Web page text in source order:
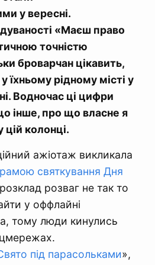
у вересні.
«Маєш право
точністю
броварчан цікавить,
їхньому рідному місті у
Водночас ці цифри
інше, про що власне я
цій колонці.
ажіотаж викликала
святкування Дня
розваг не так то
у оффлайні
тому люди кинулись
під парасольками»,